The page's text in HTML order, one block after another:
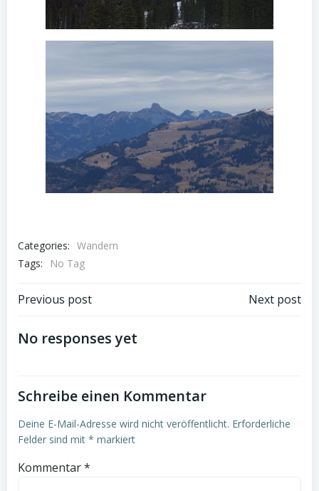
Categories: Wandern
Tags:
No Tag
Post
navigation
Previous post Next post
No responses yet
Schreibe einen Kommentar
Deine E-Mail-Adresse wird nicht veröffentlicht. Erforderliche
Felder sind mit * markiert
Kommentar*